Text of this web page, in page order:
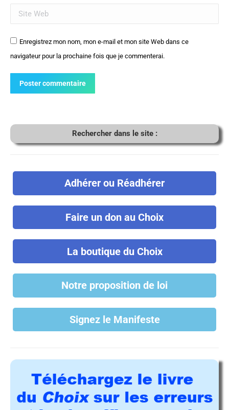
Site Web
Enregistrez mon nom, mon e-mail et mon site Web dans ce
navigateur pour la prochaine fois que je commenterai.
Poster commentaire
Rechercher dans le site :
Adhérer ou Réadhérer
Faire un don au Choix
La boutique du Choix
Notre proposition de loi
Signez le Manifeste